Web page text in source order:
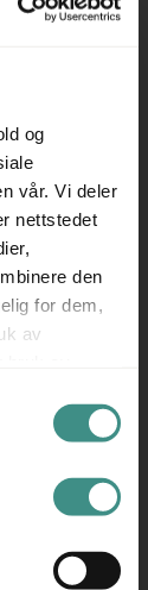
og
vår. Vi deler
nettstedet
den
for dem,
av
gjør det
låsbar
være
for
uten å
nye.
Med
EFG i